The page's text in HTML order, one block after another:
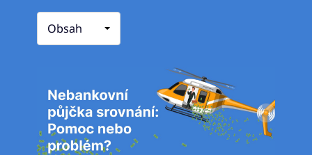
Obsah